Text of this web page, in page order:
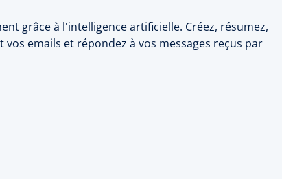
grâce à l'intelligence artificielle. Créez, résumez,
emails et répondez à vos messages reçus par